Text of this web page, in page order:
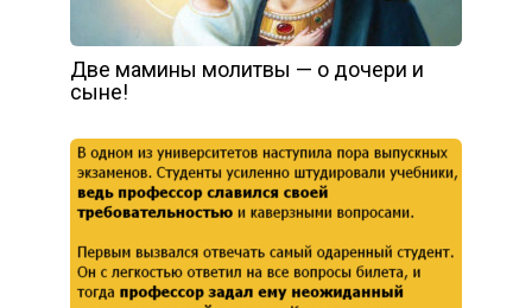
Две мамины молитвы — о дочери и
сыне!